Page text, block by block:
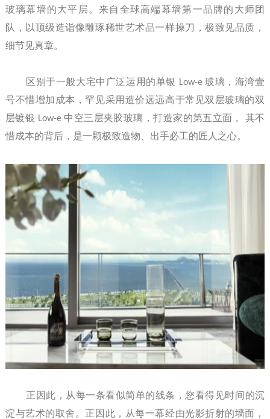
玻璃幕墙的大平层。来自全球高端幕墙第一品牌的大师团
队，以顶级造诣像雕琢稀世艺术品一样操刀，极致见品质，
细节见真章。
区别于一般大宅中广泛运用的单银 Low-e玻璃，海湾壹
号不惜增加成本，罕见采用造价远远高于常见双层玻璃的双
层镀银 Low-e 中空三层夹胶玻璃，打造家的第五立面 。其不
惜成本的背后，是一颗极致造物、出手必工的匠人之心。
正因此，从每一条看似简单的线条，您看得见时间的沉
淀与艺术的取舍。正因此，从每一幕经由光影折射的墙面，